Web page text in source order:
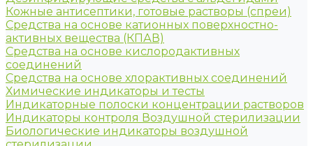
Кожные антисептики, готовые растворы (спреи)
Средства на основе катионных поверхностно-
активных вещества (КПАВ)
Средства на основе кислородактивных
соединений
Средства на основе хлорактивных соединений
Химические индикаторы и тесты
Индикаторные полоски концентрации растворов
Индикаторы контроля Воздушной стерилизации
Биологические индикаторы воздушной